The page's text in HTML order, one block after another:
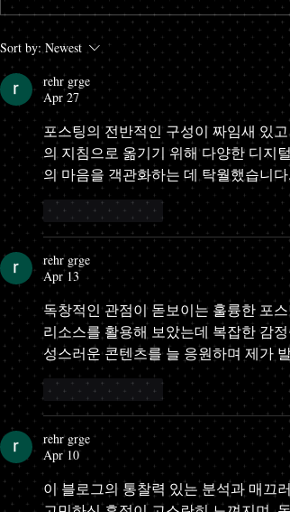
디지털 플랫폼 간 협업 확대: 다
양한 채널을 통합한 마케팅 전
략 부상
Sort by: Newest
rehr grge
Apr 27
포스팅의 전반적인 구성이 짜임새 있
의 지침으로 옮기기 위해 다양한 디지
의 마음을 객관화하는 데 탁월했습니
Like Reply
rehr grge
Apr 13
독창적인 관점이 돋보이는 훌륭한 포
리소스를 활용해 보았는데 복잡한 감
성스러운 콘텐츠를 늘 응원하며 제가
Like Reply
rehr grge
Apr 10
이 블로그의 통찰력 있는 분석과 매끄